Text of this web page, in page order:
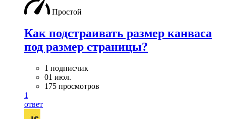
Простой
Как подстраивать размер канваса
под размер страницы?
1 подписчик
01 июл.
175 просмотров
1
ответ